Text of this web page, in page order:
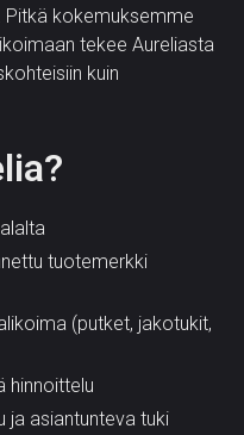
Pitkä kokemuksemme
tekee Aureliasta
kuin
tuotemerkki
(putket, jakotukit,
hinnoittelu
ja asiantunteva tuki